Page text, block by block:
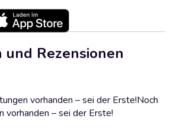
Rezensionen
vorhanden – sei der Erste!Noch
vorhanden – sei der Erste!